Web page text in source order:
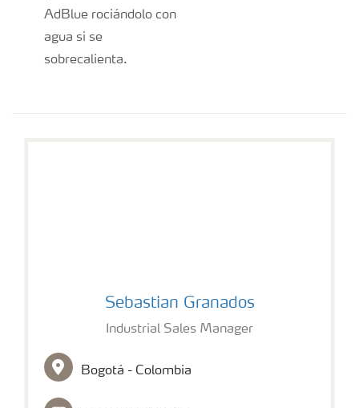
AdBlue rociándolo con
agua si se
sobrecalienta.
Sebastian Granados
Industrial Sales Manager
Bogotá - Colombia